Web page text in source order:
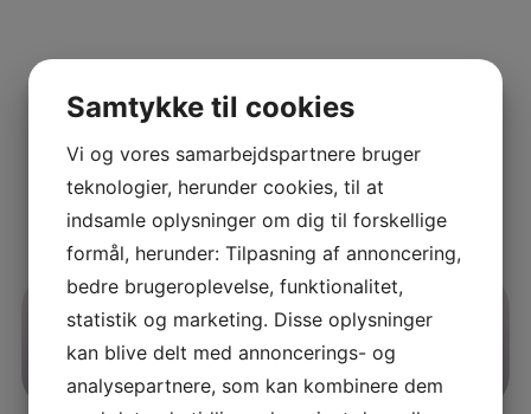
Samtykke til cookies
Vi og vores samarbejdspartnere bruger
teknologier, herunder cookies, til at
indsamle oplysninger om dig til forskellige
formål, herunder: Tilpasning af annoncering,
bedre brugeroplevelse, funktionalitet,
statistik og marketing. Disse oplysninger
kan blive delt med annoncerings- og
analysepartnere, som kan kombinere dem